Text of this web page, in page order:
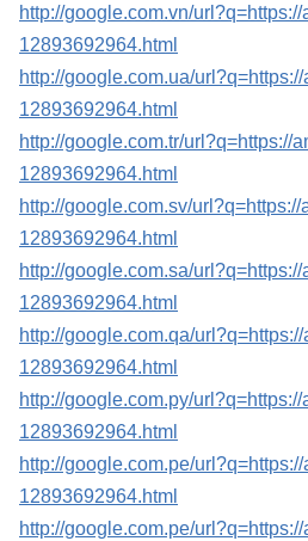
http://google.com.vn/
12893692964.html
http://google.com.ua/
12893692964.html
http://google.com.tr/url?q=https://
12893692964.html
http://google.com.sv/
12893692964.html
http://google.com.sa/
12893692964.html
http://google.com.qa/
12893692964.html
http://google.com.py/
12893692964.html
http://google.com.pe/
12893692964.html
http://google.com.pe/